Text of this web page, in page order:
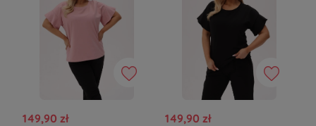
149,90 zł 149,90 zł